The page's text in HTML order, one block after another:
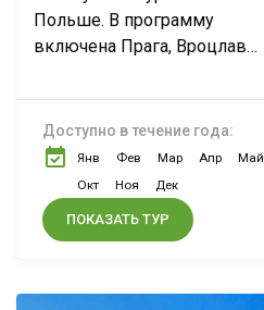
Польше. В программу
включена Прага, Вроцлав,
можно посетить пивной
завод и Дрезден. И все
без ночных переездов!
Выезды:...
Доступно в течение года:
Янв Фев Мар Апр Май
Окт
Ноя Дек
ПОКАЗАТЬ ТУР